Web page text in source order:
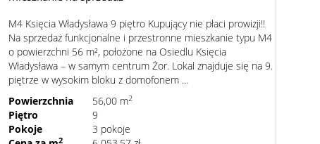
M4 Księcia Władysława 9 piętro Kupujący nie płaci prowizji!!
Na sprzedaż funkcjonalne i przestronne mieszkanie typu M4
o powierzchni 56 m², położone na Osiedlu Księcia
Władysława – w samym centrum Żor. Lokal znajduje się na 9.
piętrze w wysokim bloku z domofonem ...
Powierzchnia
56,00 m2
Piętro
9
Pokoje
3 pokoje
2